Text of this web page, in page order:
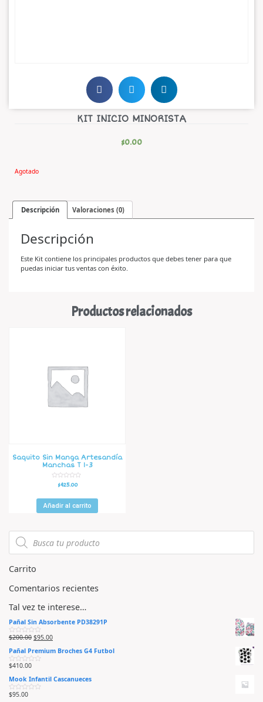
KIT INICIO MINORISTA
$0.00
Agotado
Descripción Valoraciones (0)
Descripción
Este Kit contiene los principales productos que debes tener para que
puedas iniciar tus ventas con éxito.
Productos relacionados
Saquito Sin Manga Artesandía
Manchas T 1-3
o
r
a
d
n
d
e
$425.00
Añadir al carrito
Carrito
Comentarios recientes
Tal vez te interese…
Pañal Sin Absorbente PD38291P
V
l
o
r
a
o
e
n
0
$200.00 $95.00
Pañal Premium Broches G4 Futbol
V
l
o
r
a
$410.00
Mook Infantil Cascanueces
V
$95.00